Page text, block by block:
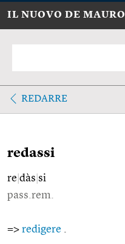
IL NUOVO DE MAURO
REDARRE
redassi
re dàs si
pass.rem.
=> redigere